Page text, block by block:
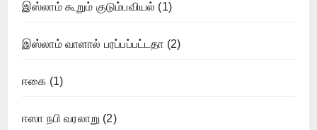
இஸ்லாம் கூறும் குடும்பவியல் (1)
இஸ்லாம் வாளால் பரப்பப்பட்டதா (2)
ஈகை (1)
ஈஸா நபி வரலாறு (2)